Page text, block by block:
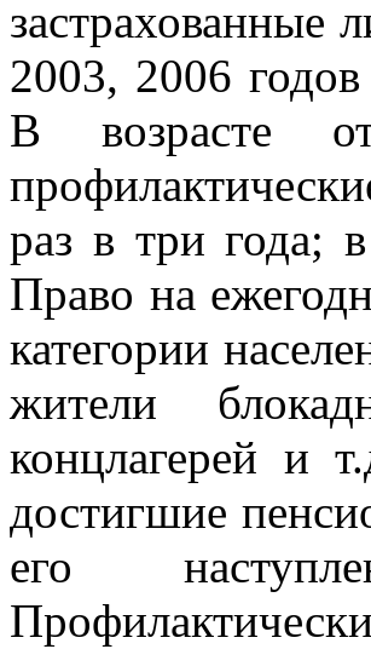
застрахованные
2003, 2006
В возрасте
раз в три года;
Право на
категории
жители
концлагерей и
достигшие
его